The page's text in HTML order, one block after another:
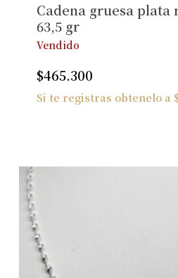
Cadena gruesa plata
63,5 gr
Vendido
$465.300
Si te registras obtenelo a